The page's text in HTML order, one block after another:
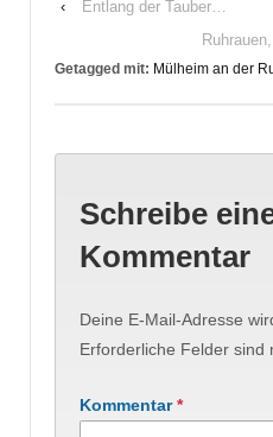
‹
Entlang der Tauber…
Getagged mit: Mülheim an der
Schreibe
Kommentar
Deine E-Mail-Adresse
Erforderliche Felder sind
Kommentar*